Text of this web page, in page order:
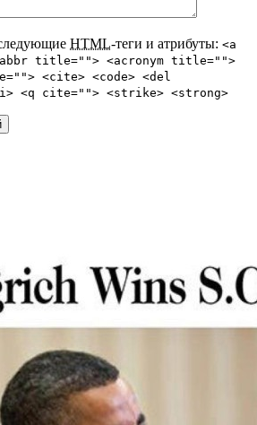
HTML-теги и атрибуты: <a
title=""> <acronym title="">
<cite> <code> <del
<q cite=""> <strike> <strong>